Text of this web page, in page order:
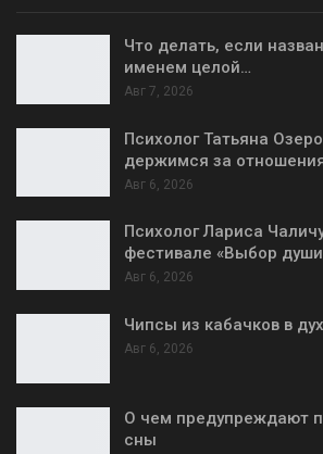
Что делать, если
именем целой…
Авг 7, 2026
Психолог Татьяна
держимся за
Авг 6, 2026
Психолог Лариса
фестивале «Выбор
Авг 6, 2026
Чипсы из кабачков в
Авг 6, 2026
О чем предупреждают
сны